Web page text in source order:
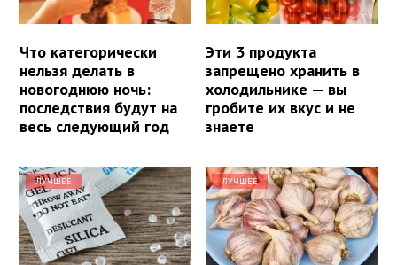
Что категорически
нельзя делать в
новогоднюю ночь:
последствия будут на
весь следующий год
Эти 3 продукта
запрещено хранить в
холодильнике — вы
гробите их вкус и не
знаете
ЛУЧШЕЕ ЛУЧШЕЕ